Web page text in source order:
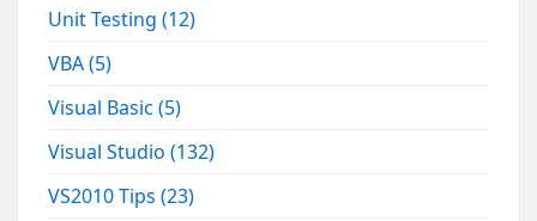
Unit Testing(12)
VBA(5)
Visual Basic(5)
Visual Studio(132)
VS2010 Tips(23)